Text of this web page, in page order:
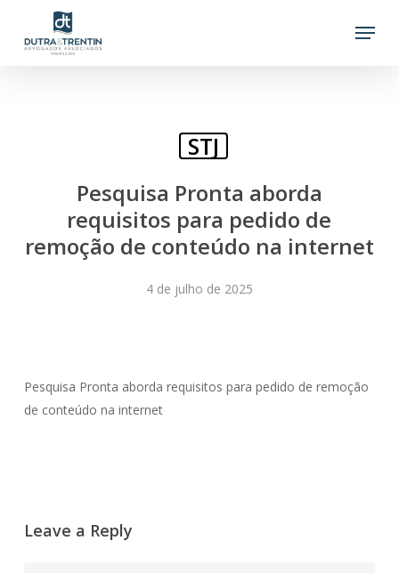
Menu
STJ
Pesquisa Pronta aborda
requisitos para pedido de
remoção de conteúdo na internet
4 de julho de 2025
Pesquisa Pronta aborda requisitos para pedido de remoção
de conteúdo na internet
Leave a Reply